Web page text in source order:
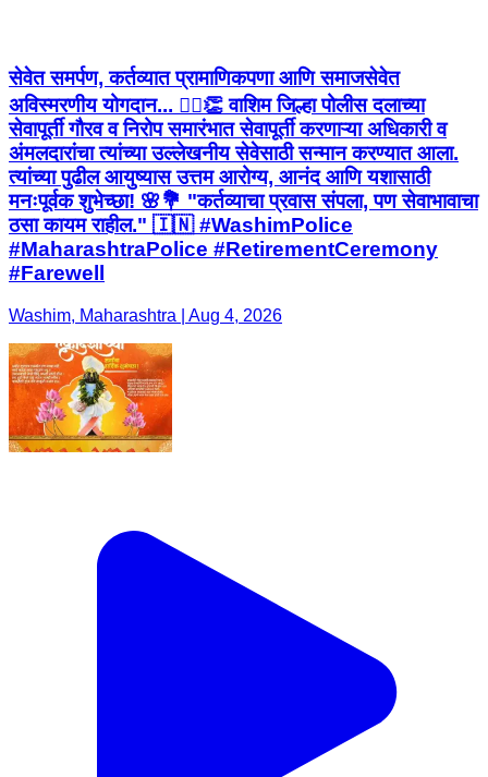
सेवेत समर्पण, कर्तव्यात प्रामाणिकपणा आणि समाजसेवेत
अविस्मरणीय योगदान... 👮‍♂️👏 वाशिम जिल्हा पोलीस दलाच्या
सेवापूर्ती गौरव व निरोप समारंभात सेवापूर्ती करणाऱ्या अधिकारी व
अंमलदारांचा त्यांच्या उल्लेखनीय सेवेसाठी सन्मान करण्यात आला.
त्यांच्या पुढील आयुष्यास उत्तम आरोग्य, आनंद आणि यशासाठी
मनःपूर्वक शुभेच्छा! 🌸💐 "कर्तव्याचा प्रवास संपला, पण सेवाभावाचा
ठसा कायम राहील." 🇮🇳 #WashimPolice
#MaharashtraPolice #RetirementCeremony
#Farewell
Washim, Maharashtra | Aug 4, 2026